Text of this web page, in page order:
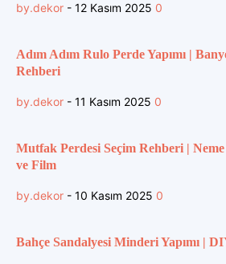
by.dekor - 12 Kasım 2025 0
Adım Adım Rulo Perde Yapımı |
Rehberi
by.dekor - 11 Kasım 2025 0
Mutfak Perdesi Seçim Rehberi |
ve Film
by.dekor - 10 Kasım 2025 0
Bahçe Sandalyesi Minderi Yapımı |